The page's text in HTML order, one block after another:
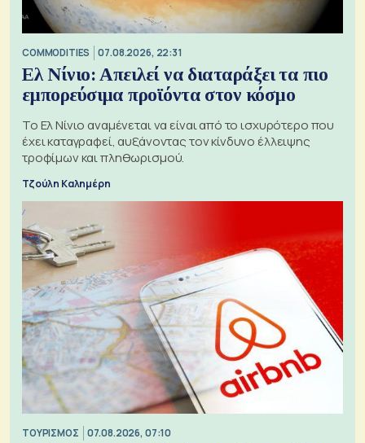
COMMODITIES 07.08.2026, 22:31
Ελ Νίνιο: Απειλεί να διαταράξει τα πιο
εμπορεύσιμα προϊόντα στον κόσμο
Το Ελ Νίνιο αναμένεται να είναι από το ισχυρότερο που
έχει καταγραφεί, αυξάνοντας τον κίνδυνο έλλειψης
τροφίμων και πληθωρισμού.
Τζούλη Καλημέρη
ΤΟΥΡΙΣΜΟΣ 07.08.2026, 07:10